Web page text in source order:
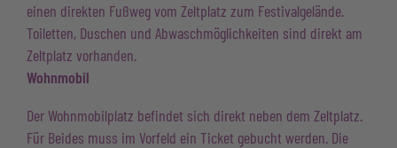
einen direkten Fußweg vom Zeltplatz zum Festivalgelände.
Toiletten, Duschen und Abwaschmöglichkeiten sind direkt am
Zeltplatz vorhanden.
Wohnmobil
Der Wohnmobilplatz befindet sich direkt neben dem Zeltplatz.
Für Beides muss im Vorfeld ein Ticket gebucht werden. Die